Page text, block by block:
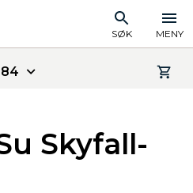
SØK MENY
Skyfall-